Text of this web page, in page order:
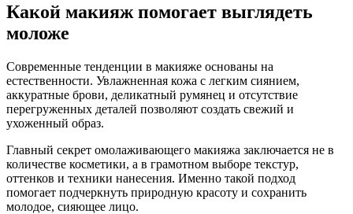
Какой макияж помогает выглядеть
моложе
Современные тенденции в макияже основаны на
естественности. Увлажненная кожа с легким сиянием,
аккуратные брови, деликатный румянец и отсутствие
перегруженных деталей позволяют создать свежий и
ухоженный образ.
Главный секрет омолаживающего макияжа заключается не в
количестве косметики, а в грамотном выборе текстур,
оттенков и техники нанесения. Именно такой подход
помогает подчеркнуть природную красоту и сохранить
молодое, сияющее лицо.